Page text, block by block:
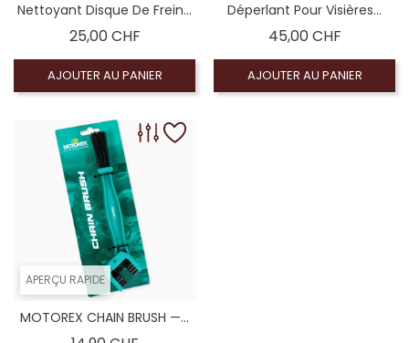
Nettoyant Disque De Frein...
25,00 CHFPrix
AJOUTER AU PANIER
Déperlant Pour Visières...
45,00 CHFPrix
AJOUTER AU PANIER
APERÇU RAPIDE
MOTOREX CHAIN BRUSH —...